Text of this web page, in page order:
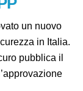
alla
ufficiale,